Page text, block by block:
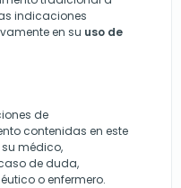
indicaciones
en su uso de
de
contenidas en este
médico,
de duda,
o enfermero.